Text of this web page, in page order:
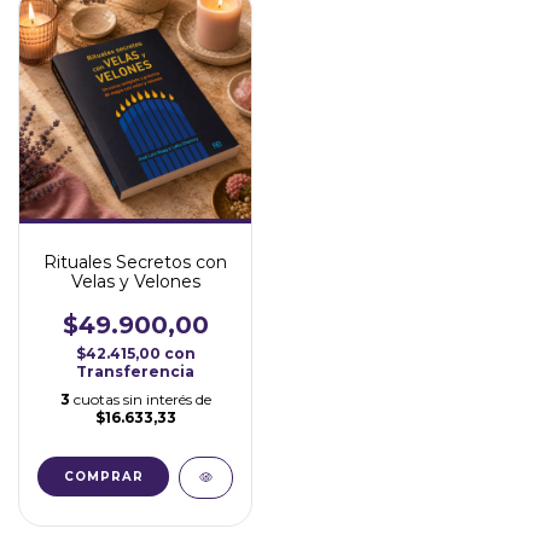
Rituales Secretos con
Velas y Velones
$49.900,00
$42.415,00 con
Transferencia
3 cuotas sin interés de
$16.633,33